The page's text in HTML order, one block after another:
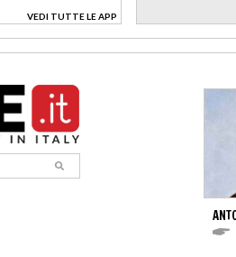
VEDI TUTTE LE APP
>